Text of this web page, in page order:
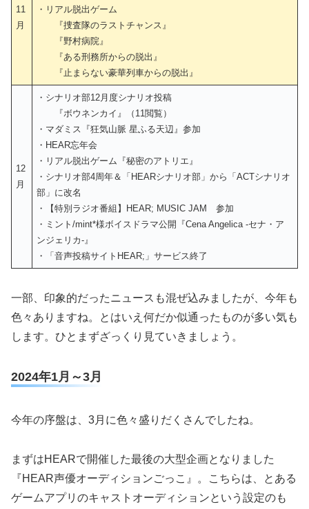
11
月
・リアル脱出ゲーム
『捜査隊のラストチャンス』
『野村病院』
『ある刑務所からの脱出』
『止まらない豪華列車からの脱出』
12
月
・シナリオ部12月度シナリオ投稿
『ボウネンカイ』（11閲覧）
・マダミス『狂気山脈 星ふる天辺』参加
・HEAR忘年会
・リアル脱出ゲーム『秘密のアトリエ』
・シナリオ部4周年＆「HEARシナリオ部」から「ACTシナリオ
部」に改名
・【特別ラジオ番組】HEAR; MUSIC JAM 参加
・ミント/mint*様ボイスドラマ公開『Cena Angelica -セナ・ア
ンジェリカ-』
・「音声投稿サイトHEAR;」サービス終了
一部、印象的だったニュースも混ぜ込みましたが、今年も
色々ありますね。とはいえ何だか似通ったものが多い気も
します。ひとまずざっくり見ていきましょう。
2024年1月～3月
今年の序盤は、3月に色々盛りだくさんでしたね。
まずはHEARで開催した最後の大型企画となりました
『HEAR声優オーディションごっこ』。こちらは、とある
ゲームアプリのキャストオーディションという設定のも